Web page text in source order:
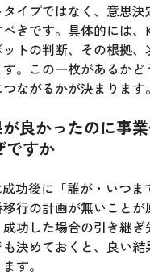
イプではなく、意思
きです。具体的には、
トの判断、その根拠、
。この一枚があるかど
ながるかが決まります。
良かったのに事
ですか
功後に「誰が・いつま
行の計画が無いこと
功した場合の引き継ぎ
決めておくと、良い結
す。